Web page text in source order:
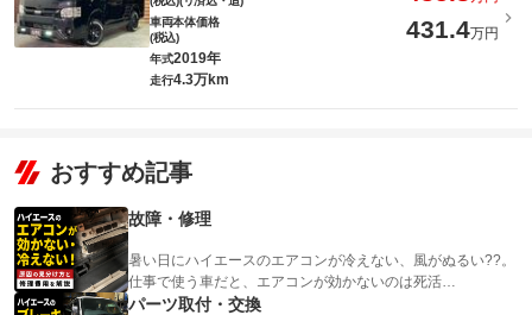
車両本体価格
(税込)
431.4万円
年式2019年
走行4.3万km
おすすめ記事
故障・修理
暑い日にハイエースのエアコンが冷えない、風がぬるい??。
仕事で使う車だと、エアコンが効かないのは死活…
パーツ取付・交換